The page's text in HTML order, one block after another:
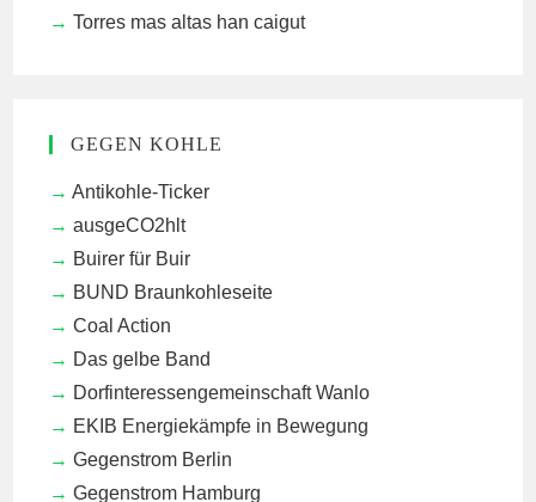
Torres mas altas han caigut
GEGEN KOHLE
Antikohle-Ticker
ausgeCO2hlt
Buirer für Buir
BUND Braunkohleseite
Coal Action
Das gelbe Band
Dorfinteressengemeinschaft Wanlo
EKIB Energiekämpfe in Bewegung
Gegenstrom Berlin
Gegenstrom Hamburg